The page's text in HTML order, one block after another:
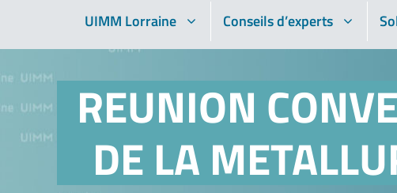
UIMM Lorraine Conseils d’experts
REUNION
DE LA